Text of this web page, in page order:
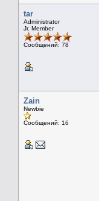
tar
Administrator
Jr. Member
Сообщений: 78
Zain
Newbie
Сообщений: 16